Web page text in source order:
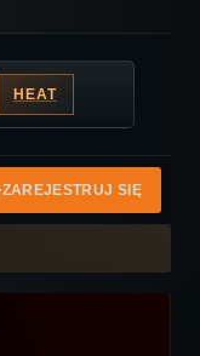
HEAT
ZAREJESTRUJ SIĘ